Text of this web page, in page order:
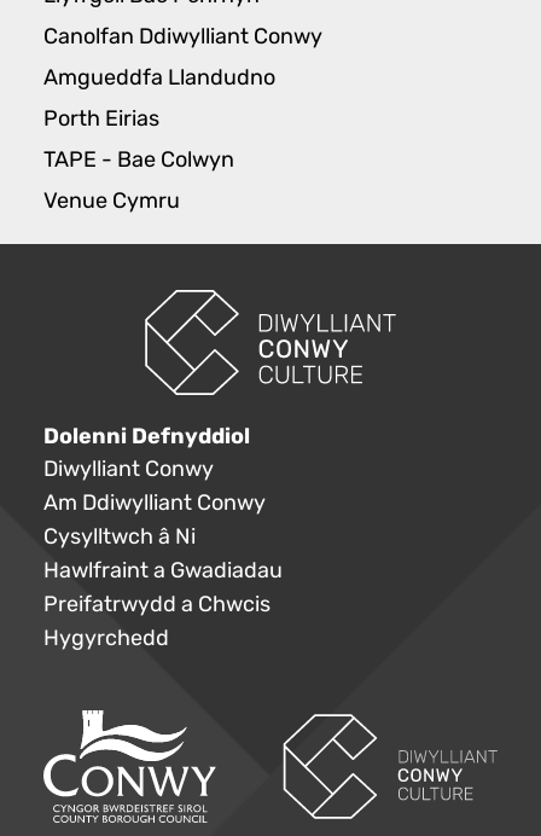
Canolfan Ddiwylliant Conwy
Amgueddfa Llandudno
Porth Eirias
TAPE - Bae Colwyn
Venue Cymru
Dolenni Defnyddiol
Diwylliant Conwy
Am Ddiwylliant Conwy
Cysylltwch â Ni
Hawlfraint a Gwadiadau
Preifatrwydd a Chwcis
Hygyrchedd